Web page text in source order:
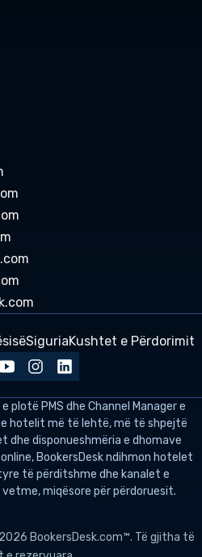
SiguriaKushtet e Përdorimit
plotë PMS dhe Channel Manager e
hotelit më të lehtë, më të shpejtë
dhe disponueshmëria e dhomave
BookersDesk ndihmon hotelet
të përditshme dhe kanalet e
miqësore për përdoruesit.
BookersDesk.com™. Të gjitha të